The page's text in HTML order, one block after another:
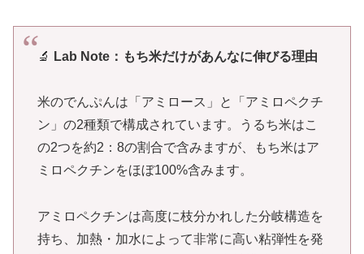
🔬 Lab Note：もち米だけがあんなに伸びる理由
米のでんぷんは「アミロース」と「アミロペクチ
ン」の2種類で構成されています。うるち米はこ
の2つを約2：8の割合で含みますが、もち米はア
ミロペクチンをほぼ100%含みます。
アミロペクチンは高度に枝分かれした分岐構造を
持ち、加熱・加水によって非常に高い粘弾性を発